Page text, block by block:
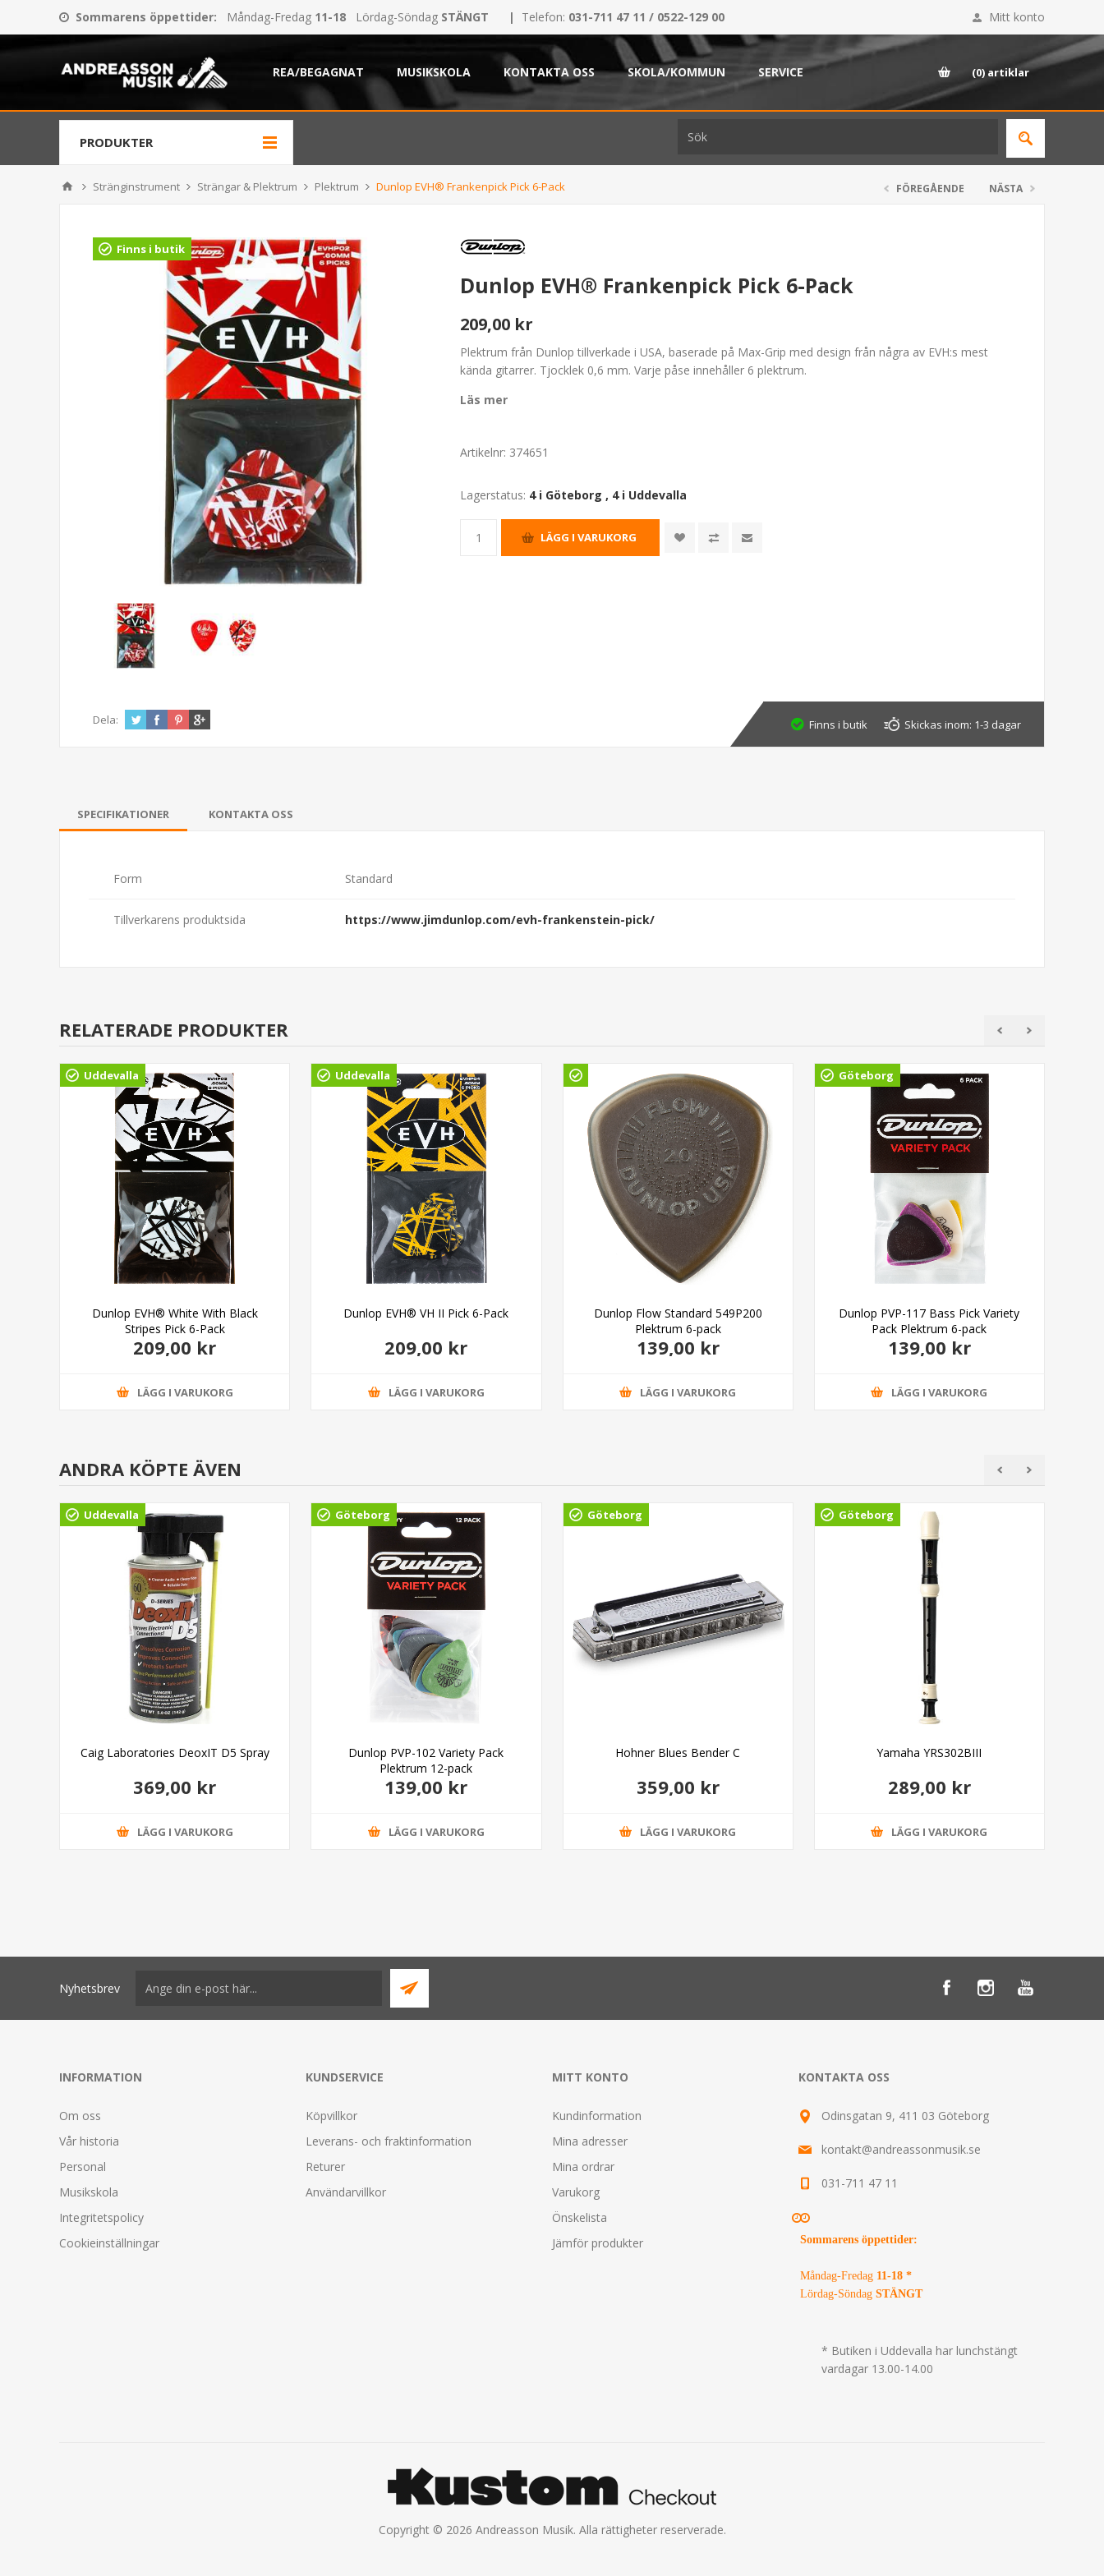
Sommarens öppettider: Måndag-Fredag 11-18 Lördag-Söndag STÄNGT | Telefon: 031-711 47 11 / 0522-129 00 Mitt konto
REA/BEGAGNAT MUSIKSKOLA KONTAKTA OSS SKOLA/KOMMUN SERVICE (0) artiklar
PRODUKTER
Stränginstrument Strängar & Plektrum Plektrum Dunlop EVH® Frankenpick Pick 6-Pack FÖREGÅENDE NÄSTA
Finns i butik
Dunlop EVH® Frankenpick Pick 6-Pack
209,00 kr
Plektrum från Dunlop tillverkade i USA, baserade på Max-Grip med design från några av EVH:s mest
kända gitarrer. Tjocklek 0,6 mm. Varje påse innehåller 6 plektrum.
Läs mer
Artikelnr: 374651
Lagerstatus: 4 i Göteborg , 4 i Uddevalla
Dela: Finns i butik Skickas inom: 1-3 dagar
SPECIFIKATIONER KONTAKTA OSS
Form Standard
Tillverkarens produktsida https://www.jimdunlop.com/evh-frankenstein-pick/
RELATERADE PRODUKTER
Uddevalla
Dunlop EVH® White With Black
Stripes Pick 6-Pack
209,00 kr
LÄGG I VARUKORG
Uddevalla
Dunlop EVH® VH II Pick 6-Pack
209,00 kr
LÄGG I VARUKORG
Dunlop Flow Standard 549P200
Plektrum 6-pack
139,00 kr
LÄGG I VARUKORG
Göteborg
Dunlop PVP-117 Bass Pick Variety
Pack Plektrum 6-pack
139,00 kr
LÄGG I VARUKORG
ANDRA KÖPTE ÄVEN
Uddevalla
Caig Laboratories DeoxIT D5 Spray
369,00 kr
LÄGG I VARUKORG
Göteborg
Dunlop PVP-102 Variety Pack
Plektrum 12-pack
139,00 kr
LÄGG I VARUKORG
Göteborg
Hohner Blues Bender C
359,00 kr
LÄGG I VARUKORG
Göteborg
Yamaha YRS302BIII
289,00 kr
LÄGG I VARUKORG
Nyhetsbrev
INFORMATION
Om oss
Vår historia
Personal
Musikskola
Integritetspolicy
Cookieinställningar
KUNDSERVICE
Köpvillkor
Leverans- och fraktinformation
Returer
Användarvillkor
MITT KONTO
Kundinformation
Mina adresser
Mina ordrar
Varukorg
Önskelista
Jämför produkter
KONTAKTA OSS
Odinsgatan 9, 411 03 Göteborg
kontakt@andreassonmusik.se
031-711 47 11
Sommarens öppettider:
Måndag-Fredag 11-18 *
Lördag-Söndag STÄNGT
* Butiken i Uddevalla har lunchstängt
vardagar 13.00-14.00
Copyright © 2026 Andreasson Musik. Alla rättigheter reserverade.